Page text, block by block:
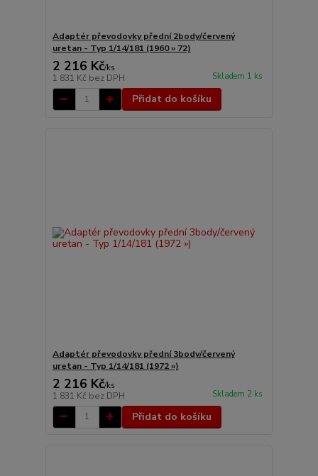
Adaptér převodovky přední 2body/červený
uretan - Typ 1/14/181 (1960 » 72)
2 216 Kč/ks
1 831 Kč bez DPH Skladem 1 ks
Přidat do košíku
Adaptér převodovky přední 3body/červený
uretan - Typ 1/14/181 (1972 »)
2 216 Kč/ks
1 831 Kč bez DPH Skladem 2 ks
Přidat do košíku